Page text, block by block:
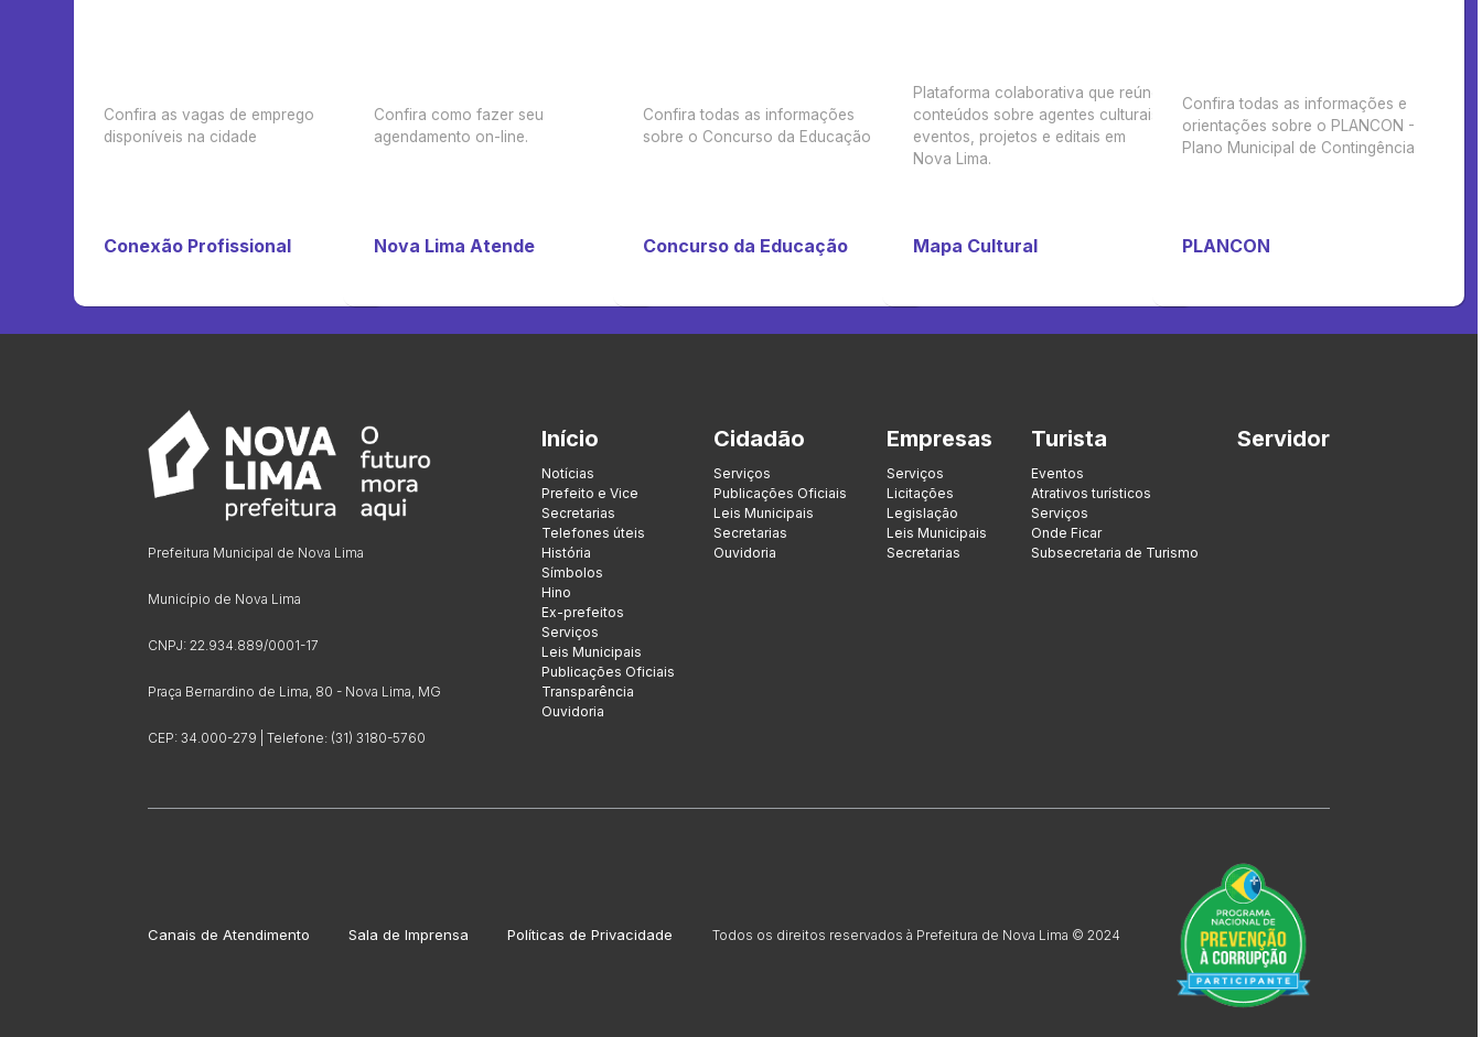
Confira as vagas de emprego
disponíveis na cidade
Conexão Profissional
Confira como fazer seu
agendamento on-line.
Nova Lima Atende
Confira todas as informações
sobre o Concurso da Educação
Concurso da Educação
Plataforma colaborativa que reúne
conteúdos sobre agentes culturais,
eventos, projetos e editais em
Nova Lima.
Mapa Cultural
Confira todas as informações e
orientações sobre o PLANCON -
Plano Municipal de Contingência
PLANCON
Prefeitura Municipal de Nova Lima
Município de Nova Lima
CNPJ: 22.934.889/0001-17
Praça Bernardino de Lima, 80 - Nova Lima, MG
CEP: 34.000-279 | Telefone: (31) 3180-5760
Início
Notícias
Prefeito e Vice
Secretarias
Telefones úteis
História
Símbolos
Hino
Ex-prefeitos
Serviços
Leis Municipais
Publicações Oficiais
Transparência
Ouvidoria
Cidadão
Serviços
Publicações Oficiais
Leis Municipais
Secretarias
Ouvidoria
Empresas
Serviços
Licitações
Legislação
Leis Municipais
Secretarias
Turista
Eventos
Atrativos turísticos
Serviços
Onde Ficar
Subsecretaria de Turismo
Servidor
Canais de Atendimento Sala de Imprensa Políticas de Privacidade Todos os direitos reservados à Prefeitura de Nova Lima © 2024